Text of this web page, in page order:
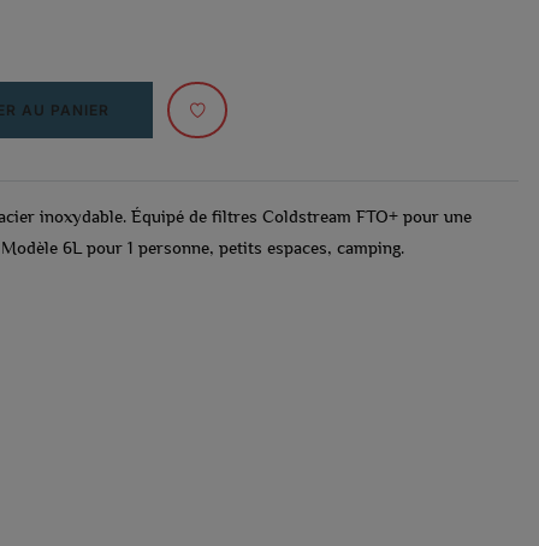
AU PANIER
inoxydable. Équipé de filtres Coldstream FTO+ pour une
6L pour 1 personne, petits espaces, camping.